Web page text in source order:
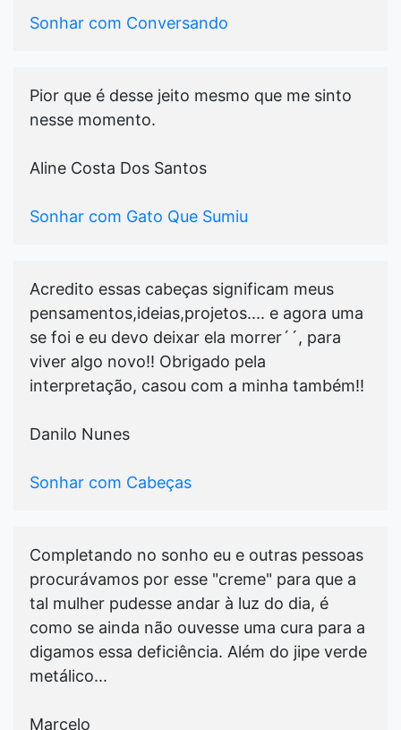
Sonhar com Conversando
Pior que é desse jeito mesmo que me sinto
nesse momento.
Aline Costa Dos Santos
Sonhar com Gato Que Sumiu
Acredito essas cabeças significam meus
pensamentos,ideias,projetos.... e agora uma
se foi e eu devo deixar ela morrer´´, para
viver algo novo!! Obrigado pela
interpretação, casou com a minha também!!
Danilo Nunes
Sonhar com Cabeças
Completando no sonho eu e outras pessoas
procurávamos por esse "creme" para que a
tal mulher pudesse andar à luz do dia, é
como se ainda não ouvesse uma cura para a
digamos essa deficiência. Além do jipe verde
metálico...
Marcelo